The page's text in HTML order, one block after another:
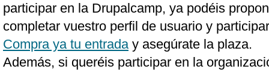
participar en la Drupalcamp, ya podéis
completar vuestro perfil de usuario y
Compra ya tu entraday asegúrate la plaza.
Además, si queréis participar en la